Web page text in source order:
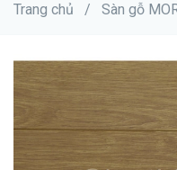
Trang chủ / Sàn gỗ